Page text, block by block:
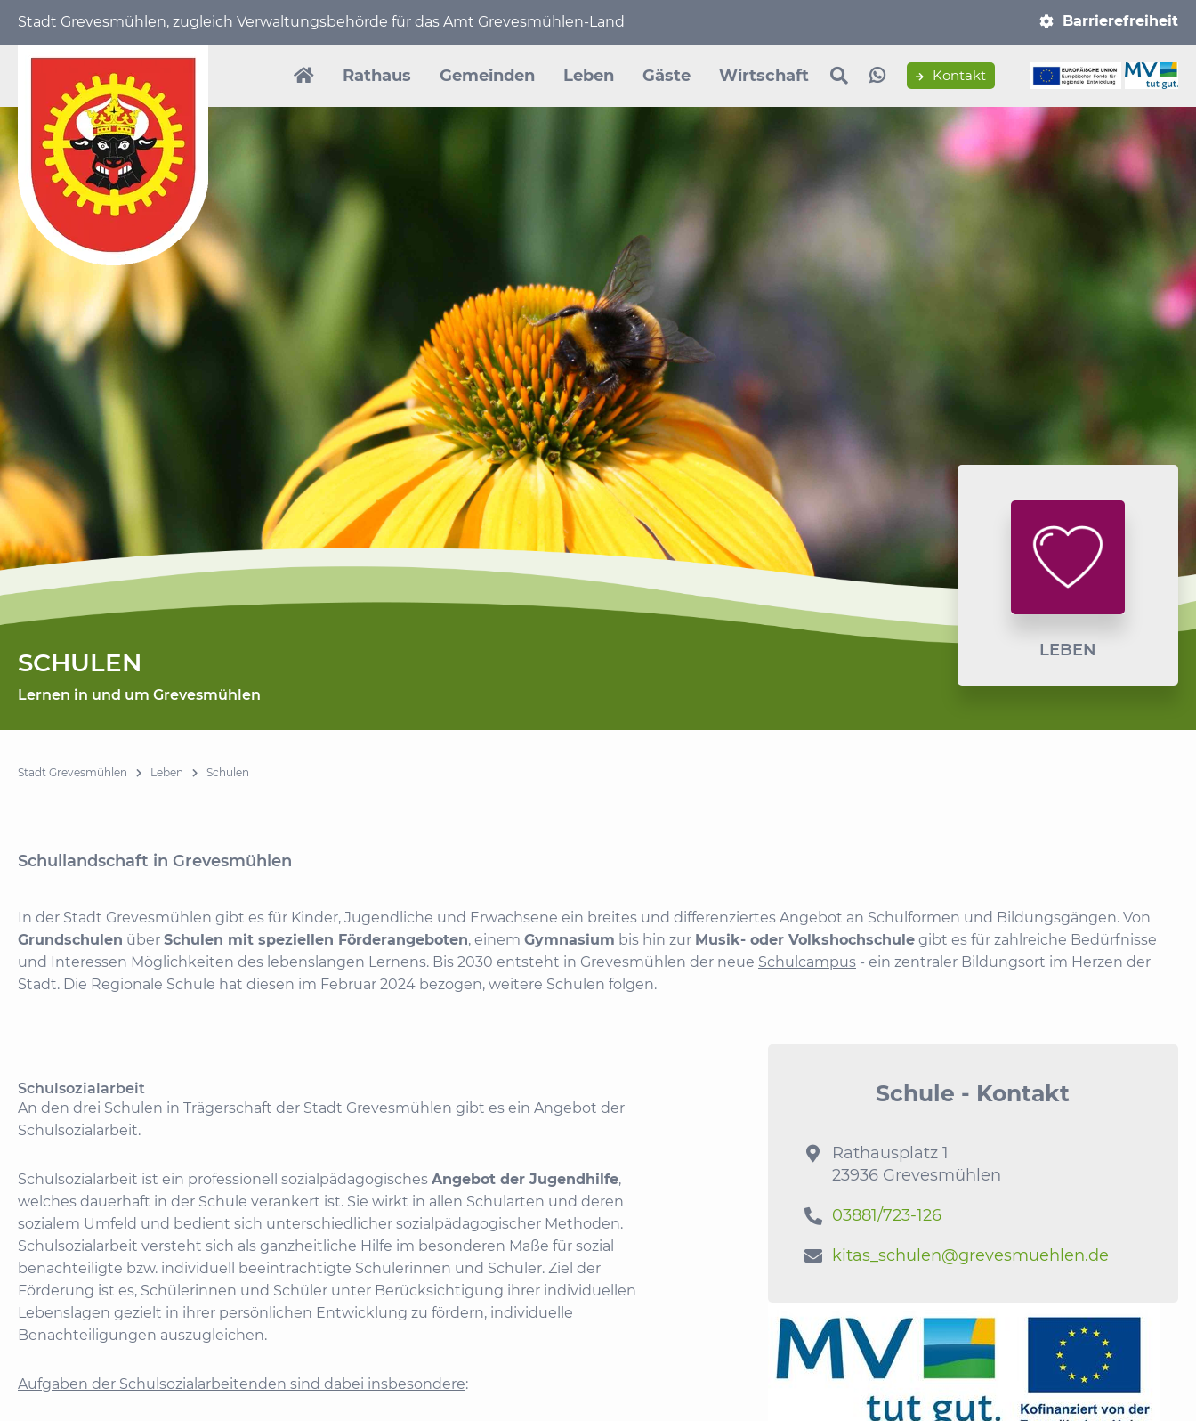
Stadt Grevesmühlen, zugleich Verwaltungs­behörde für das Amt Grevesmühlen-Land
überspringen
Barrierefreiheit
überspringen
Rathaus Gemeinden Leben Gäste Wirtschaft Kontakt
LEBEN
SCHULEN
Lernen in und um Grevesmühlen
Stadt Grevesmühlen Leben Schulen
Schullandschaft in Grevesmühlen
In der Stadt Grevesmühlen gibt es für Kinder, Jugendliche und Erwachsene ein breites und differenziertes Angebot an Schulformen und Bildungsgängen. Von
Grundschulen über Schulen mit speziellen Förderangeboten, einem Gymnasium bis hin zur Musik- oder Volkshochschule gibt es für zahlreiche Bedürfnisse
und Interessen Möglichkeiten des lebenslangen Lernens. Bis 2030 entsteht in Grevesmühlen der neue Schulcampus - ein zentraler Bildungsort im Herzen der
Stadt. Die Regionale Schule hat diesen im Februar 2024 bezogen, weitere Schulen folgen.
Schulsozialarbeit
An den drei Schulen in Trägerschaft der Stadt Grevesmühlen gibt es ein Angebot der
Schulsozialarbeit.
Schulsozialarbeit ist ein professionell sozialpädagogisches Angebot der Jugendhilfe,
welches dauerhaft in der Schule verankert ist. Sie wirkt in allen Schularten und deren
sozialem Umfeld und bedient sich unterschiedlicher sozialpädagogischer Methoden.
Schulsozialarbeit versteht sich als ganzheitliche Hilfe im besonderen Maße für sozial
benachteiligte bzw. individuell beeinträchtigte Schülerinnen und Schüler. Ziel der
Förderung ist es, Schülerinnen und Schüler unter Berücksichtigung ihrer individuellen
Lebenslagen gezielt in ihrer persönlichen Entwicklung zu fördern, individuelle
Benachteiligungen auszugleichen.
Aufgaben der Schulsozialarbeitenden sind dabei insbesondere:
Schule - Kontakt

Rathausplatz 1
23936 Grevesmühlen
 03881/723-126
 kitas_schulen@grevesmuehlen.de